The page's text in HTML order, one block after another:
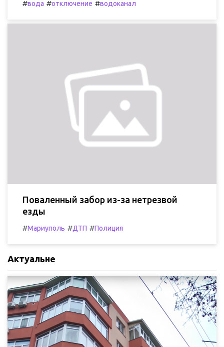
#вода #отключение #водоканал
Поваленный забор из-за нетрезвой
езды
#Мариуполь #ДТП #Полиция
Актуальне